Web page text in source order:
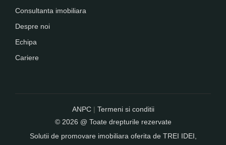
Consultanta imobiliara
Despre noi
Echipa
Cariere
ANPC| Termeni si conditii
© 2026 @ Toate drepturile rezervate
Solutii de promovare imobiliara oferita de TREI IDEI,